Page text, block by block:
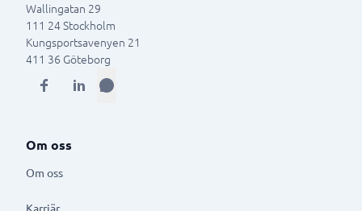
Wallingatan 29
111 24Stockholm
Kungsportsavenyen 21
411 36 Göteborg
Om oss
Om oss
Karriär